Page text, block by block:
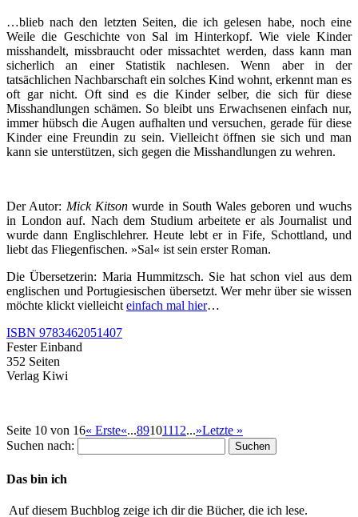
…blieb nach den letzten Seiten, die ich gelesen habe, noch eine
Weile die Geschichte von Sal im Hinterkopf. Wie viele Kinder
misshandelt, missbraucht oder missachtet werden, dass kann man
sicherlich an einer Statistik nachlesen. Wenn aber in der
tatsächlichen Nachbarschaft ein solches Kind wohnt, erkennt man es
oft gar nicht. Oft sind es die Kinder selber, die sich für diese
Misshandlungen schämen. So bleibt uns Erwachsenen einfach nur,
immer hübsch die Augen aufhalten und versuchen, gerade für diese
Kinder eine Freundin zu sein. Vielleicht öffnen sie sich und man
kann sie unterstützen, sich gegen die Misshandlungen zu wehren.
Der Autor: Mick Kitsonwurde in South Wales geboren und wuchs
in London auf. Nach dem Studium arbeitete er als Journalist und
wurde dann Englischlehrer. Heute lebt er in Fife, Schottland, und
liebt das Fliegenfischen. »Sal« ist sein erster Roman.
Die Übersetzerin: Maria Hummitzsch. Sie hat schon viel aus dem
englischen und Portugiesischen übersetzt. Wer mehr über sie wissen
möchte klickt vielleichteinfach mal hier…
ISBN 9783462051407
Fester Einband
352 Seiten
Verlag Kiwi
Seite 10 von 16« Erste«...89101112...»Letzte »
Suchen nach:
Das bin ich
Auf diesem Buchblog zeige ich dir die Bücher, die ich lese.